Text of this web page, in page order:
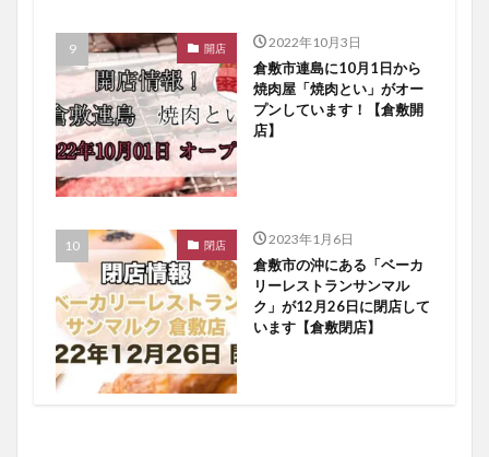
開店 2022年10月3日
倉敷市連島に10月1日から
焼肉屋「焼肉とい」がオー
プンしています！【倉敷開
店】
閉店 2023年1月6日
倉敷市の沖にある「ベーカ
リーレストランサンマル
ク」が12月26日に閉店して
います【倉敷閉店】